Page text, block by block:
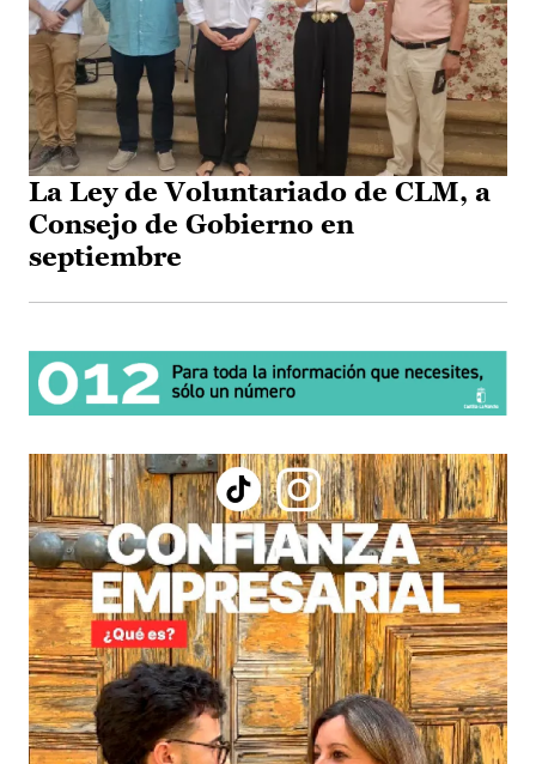
La Ley de Voluntariado de CLM, a
Consejo de Gobierno en
septiembre